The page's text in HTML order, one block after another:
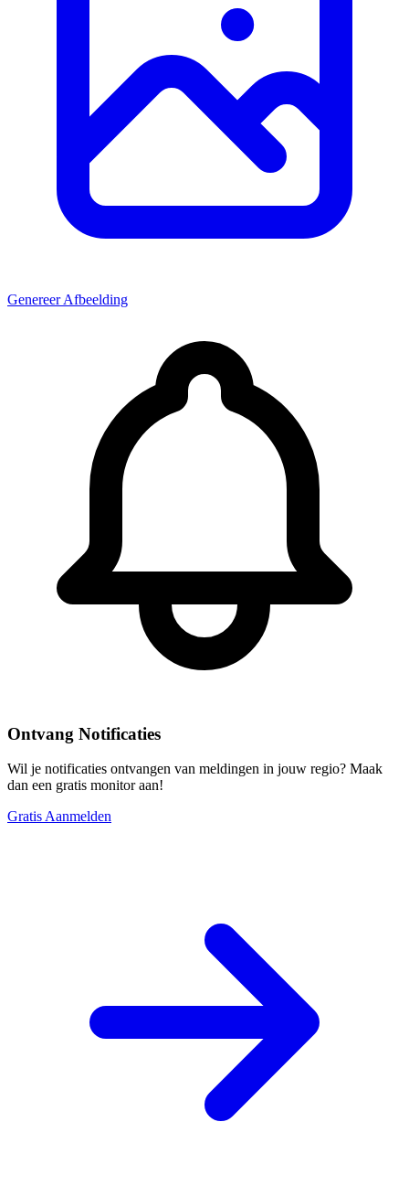
Genereer Afbeelding
Ontvang Notificaties
Wil je notificaties ontvangen van meldingen in jouw regio? Maak
dan een gratis monitor aan!
Gratis Aanmelden